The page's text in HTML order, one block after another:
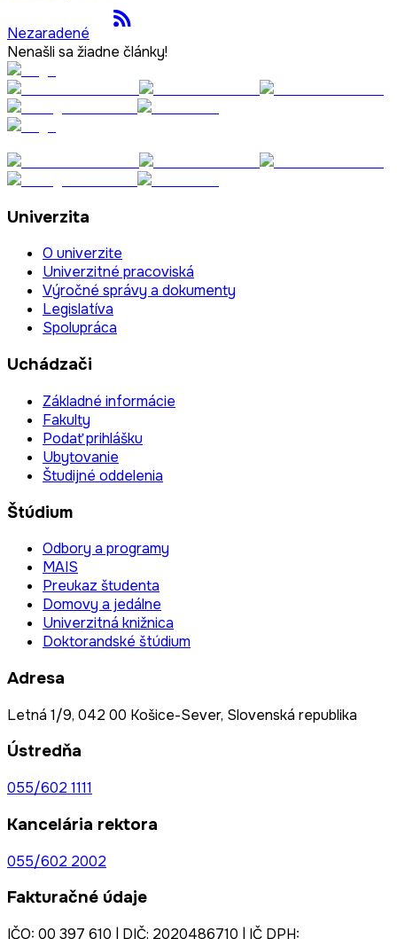
Nezaradené
Nenašli sa žiadne články!
Univerzita
O univerzite
Univerzitné pracoviská
Výročné správy a dokumenty
Legislatíva
Spolupráca
Uchádzači
Základné informácie
Fakulty
Podať prihlášku
Ubytovanie
Študijné oddelenia
Štúdium
Odbory a programy
MAIS
Preukaz študenta
Domovy a jedálne
Univerzitná knižnica
Doktorandské štúdium
Adresa
Letná 1/9, 042 00 Košice-Sever, Slovenská republika
Ústredňa
055/602 1111
Kancelária rektora
055/602 2002
Fakturačné údaje
IČO: 00 397 610 | DIČ: 2020486710 | IČ DPH: